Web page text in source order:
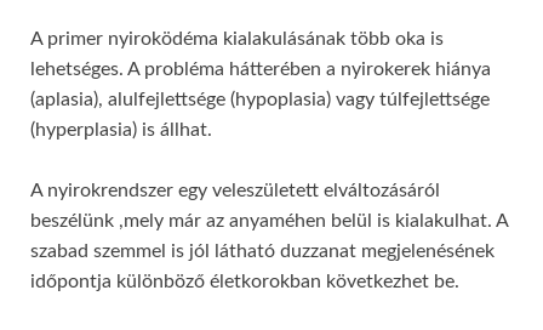
A primer nyiroködéma kialakulásának több oka is
lehetséges. A probléma hátterében a nyirokerek hiánya
(aplasia), alulfejlettsége (hypoplasia) vagy túlfejlettsége
(hyperplasia) is állhat.
A nyirokrendszer egy veleszületett elváltozásáról
beszélünk ,mely már az anyaméhen belül is kialakulhat. A
szabad szemmel is jól látható duzzanat megjelenésének
időpontja különböző életkorokban következhet be.